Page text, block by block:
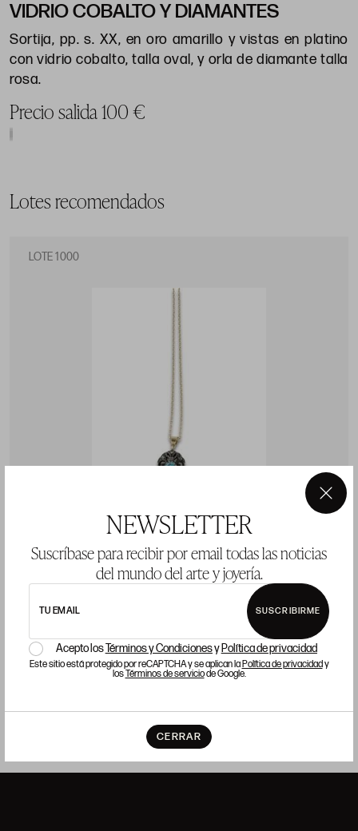
NEWSLETTER
Suscríbase para recibir por email todas las noticias
del mundo del arte y joyería.
TU EMAIL SUSCRIBIRME
Acepto losTérminos y Condicionesy Política de privacidad
Este sitio está protegido por reCAPTCHA y se aplican laPolítica de privacidady
losTérminos de serviciode Google.
CERRAR
×
VIDRIO COBALTO Y DIAMANTES
Sortija, pp. s. XX, en oro amarillo y vistas en platino
con vidrio cobalto, talla oval, y orla de diamante talla
rosa.
Precio salida 100 €
Lotes recomendados
LOTE 1000
CADENA Y COLGANTE DE ORO Y PLATA CON
Precio salida 350 € COMPRAR